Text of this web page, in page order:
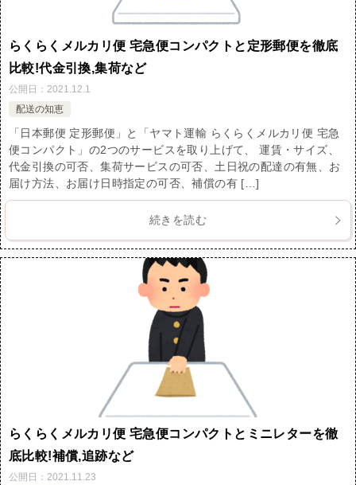
らくらくメルカリ便 宅急便コンパクトと定形郵便を徹底
比較!代金引換,集荷など
公開日： 2021.12.1
配送の知恵
「日本郵便 定形郵便」と「ヤマト運輸 らくらくメルカリ便 宅急
便コンパクト」の2つのサービスを取り上げて、 運賃・サイズ、
代金引換の可否、集荷サービスの可否、土日祝の配達の有無、お
届け方法、お届け日時指定の可否、補償の有 […]
続きを読む
らくらくメルカリ便 宅急便コンパクトとミニレターを徹
底比較!補償,追跡など
公開日： 2021.11.23